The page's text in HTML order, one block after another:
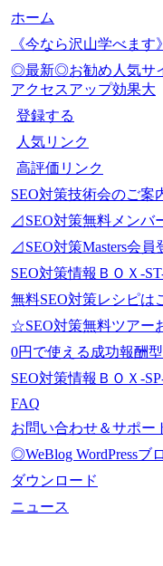
ホーム
《今なら沢山
◎最新◎お
アクセスアップ効果大
登録する
人気リンク
高評価リンク
SEO対策技術会のご案
⊿SEO対策無料メン
⊿SEO対策Masters会員
SEO対策情報ＢＯＸ-
無料SEO対策レシピ
☆SEO対策無料ツ
0円で使える成功報
SEO対策情報Ｂ
FAQ
お問い合わせ＆サポー
◎WeBlog WordPress
ダウンロード
ニュース